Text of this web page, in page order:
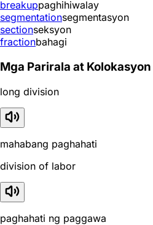
breakuppaghihiwalay
segmentationsegmentasyon
sectionseksyon
fractionbahagi
Mga Parirala at Kolokasyon
long division
mahabang paghahati
division of labor
paghahati ng paggawa